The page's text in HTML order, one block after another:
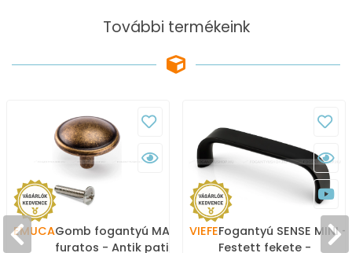
További termékeink
EMUCAGomb fogantyú MALI - 1
furatos - Antik patina
VIEFEFogantyú SENSE MINI -
Festett fekete -